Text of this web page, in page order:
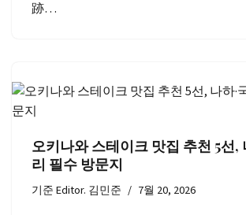
跡…
오키나와 스테이크 맛집 추천 5선,
리 필수 방문지
기준Editor. 김민준 7월 20, 2026